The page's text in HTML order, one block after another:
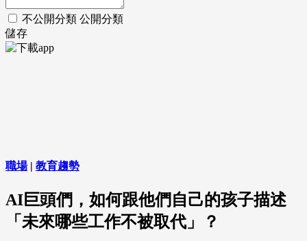
不公開分類 公開分類
儲存
職場| 教育趨勢
AI巨頭們，如何跟他們自己的孩子描述
「未來哪些工作不被取代」？